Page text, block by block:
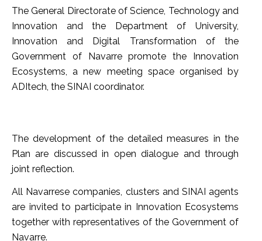
The General Directorate of Science, Technology and
Innovation and the Department of University,
Innovation and Digital Transformation of the
Government of Navarre promote the Innovation
Ecosystems, a new meeting space organised by
ADItech, the SINAI coordinator.
The development of the detailed measures in the
Plan are discussed in open dialogue and through
joint reflection.
All Navarrese companies, clusters and SINAI agents
are invited to participate in Innovation Ecosystems
together with representatives of the Government of
Navarre.